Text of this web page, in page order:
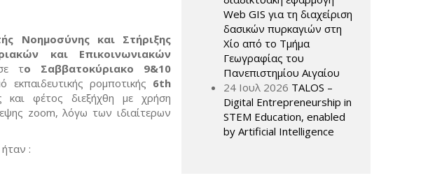
Νοημοσύνης και Στήριξης
και Επικοινωνιακών
το Σαββατοκύριακο 9&10
εκπαιδευτικής ρομποτικής 6th
φέτος διεξήχθη με χρήση
zoom, λόγω των ιδιαίτερων
:
Web GIS για τη διαχείριση
δασικών πυρκαγιών στη
Χίο από το Τμήμα
Γεωγραφίας του
Πανεπιστημίου Αιγαίου
24 Ιουλ 2026 TALOS –
Digital Entrepreneurship in
STEM Education, enabled
by Artificial Intelligence